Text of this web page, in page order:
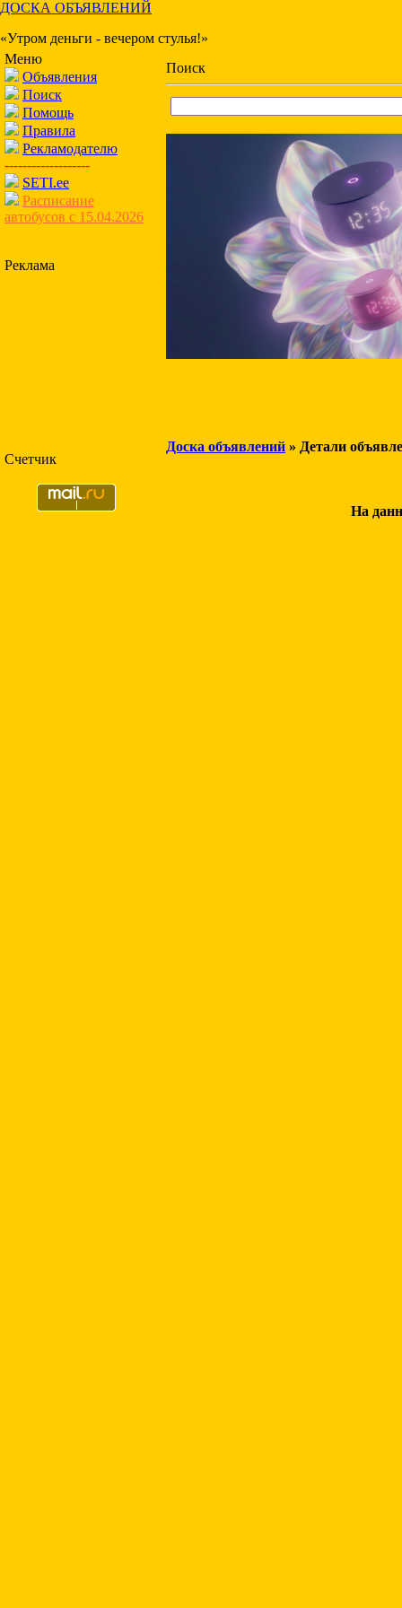
ДОСКА ОБЪЯВЛЕНИЙ
«Утром деньги - вечером стулья!»
Меню
Объявления
Поиск
Помощь
Правила
Рекламодателю
-------------------
SETI.ee
Расписание
автобусов с 15.04.2026
Реклама
Счетчик
Поиск
Доска объявлений » Детали
На